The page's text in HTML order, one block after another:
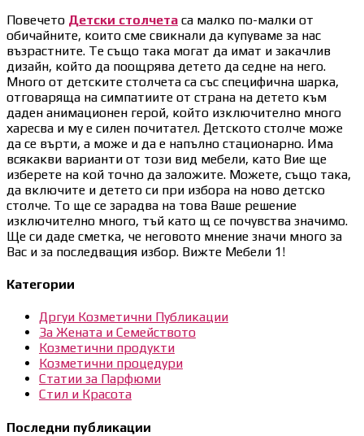
Повечето Детски столчета са малко по-малки от
обичайните, които сме свикнали да купуваме за нас
възрастните. Те също така могат да имат и закачлив
дизайн, който да поощрява детето да седне на него.
Много от детските столчета са със специфична шарка,
отговаряща на симпатиите от страна на детето към
даден анимационен герой, който изключително много
харесва и му е силен почитател. Детското столче може
да се върти, а може и да е напълно стационарно. Има
всякакви варианти от този вид мебели, като Вие ще
изберете на кой точно да заложите. Можете, също така,
да включите и детето си при избора на ново детско
столче. То ще се зарадва на това Ваше решение
изключително много, тъй като щ се почувства значимо.
Ще си даде сметка, че неговото мнение значи много за
Вас и за последващия избор. Вижте Мебели 1!
Категории
Дргуи Козметични Публикации
За Жената и Семейството
Козметични продукти
Козметични процедури
Статии за Парфюми
Стил и Красота
Последни публикации